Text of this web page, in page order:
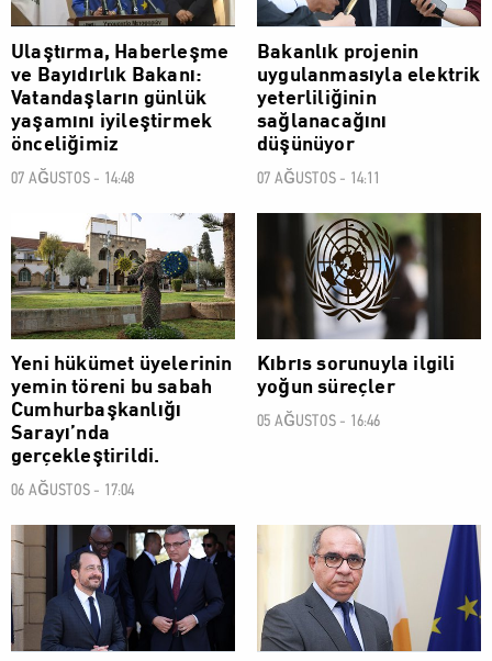
Ulaştırma, Haberleşme
ve Bayıdırlık Bakanı:
Vatandaşların günlük
yaşamını iyileştirmek
önceliğimiz
07 AĞUSTOS - 14:48
Bakanlık projenin
uygulanmasıyla elektrik
yeterliliğinin
sağlanacağını
düşünüyor
07 AĞUSTOS - 14:11
POLİTİK
Yeni hükümet üyelerinin
yemin töreni bu sabah
Cumhurbaşkanlığı
Sarayı’nda
gerçekleştirildi.
06 AĞUSTOS - 17:04
Kıbrıs sorunuyla ilgili
yoğun süreçler
05 AĞUSTOS - 16:46
POLİTİK POLİTİK